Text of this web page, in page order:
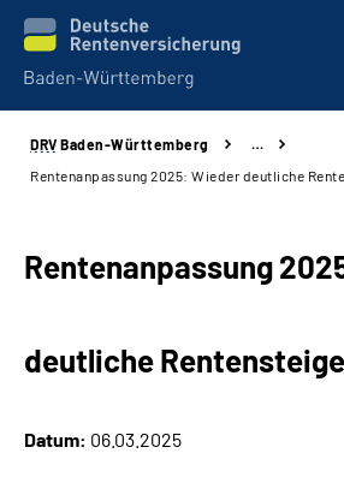
Beratung und Kontakt
Online-Services
Karriere
DRV Baden-Württemberg
…
Rentenanpassung 2025: Wieder deutliche
Rentenanpassung
deutliche
Datum: 06.03.2025